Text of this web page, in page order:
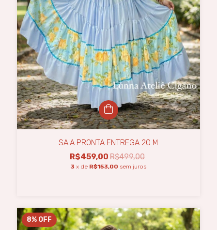
SAIA PRONTA ENTREGA 20 M
R$459,00 R$499,00
3 x de R$153,00 sem juros
8% OFF